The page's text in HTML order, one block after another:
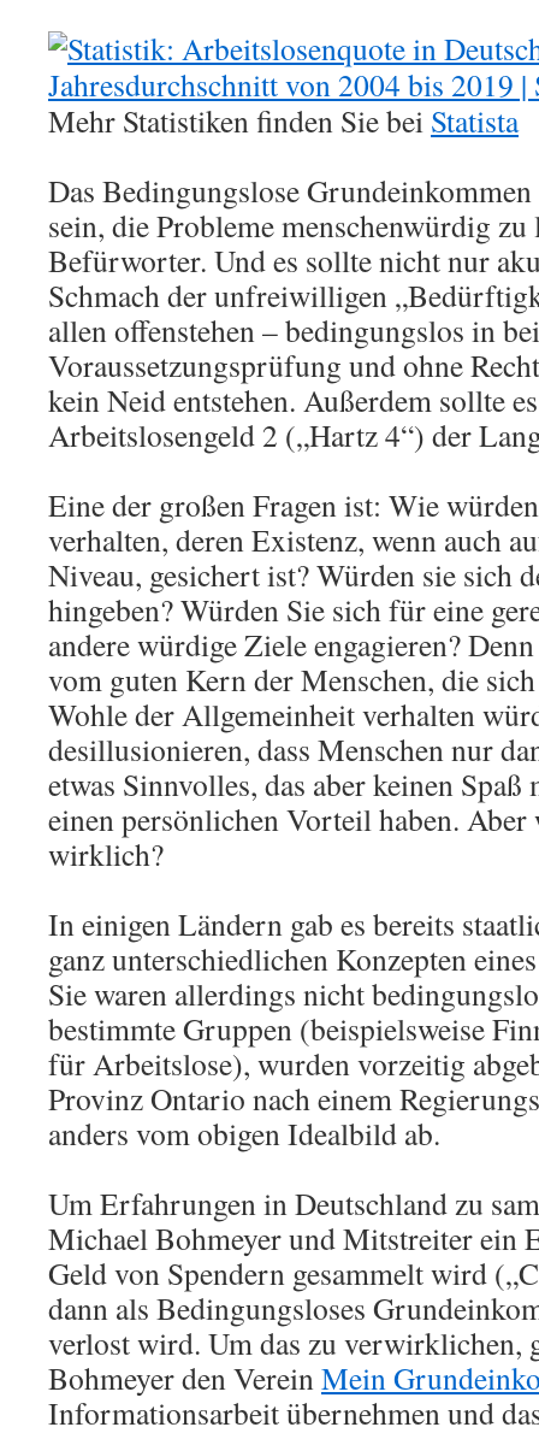
Mehr Statistiken finden Sie bei Statista
Das Bedingungslose
sein, die Probleme menschenwürdig zu
Befürworter. Und es sollte nicht nur
Schmach der unfreiwilligen
allen offenstehen – bedingungslos in
Voraussetzungsprüfung und ohne
kein Neid entstehen. Außerdem sollte
Arbeitslosengeld 2 („Hartz 4“) der
Eine der großen Fragen ist: Wie
verhalten, deren Existenz, wenn auch
Niveau, gesichert ist? Würden sie sich
hingeben? Würden Sie sich für eine
andere würdige Ziele engagieren?
vom guten Kern der Menschen, die
Wohle der Allgemeinheit verhalten
desillusionieren, dass Menschen nur
etwas Sinnvolles, das aber keinen Spaß
einen persönlichen Vorteil haben.
wirklich?
In einigen Ländern gab es bereits
ganz unterschiedlichen Konzepten
Sie waren allerdings nicht
bestimmte Gruppen (beispielsweise
für Arbeitslose), wurden vorzeitig
Provinz Ontario nach einem
anders vom obigen Idealbild ab.
Um Erfahrungen in Deutschland zu
Michael Bohmeyer und Mitstreiter ein
Geld von Spendern gesammelt wird
dann als Bedingungsloses
verlost wird. Um das zu verwirklichen,
Bohmeyer den VereinMein
Informationsarbeit übernehmen und